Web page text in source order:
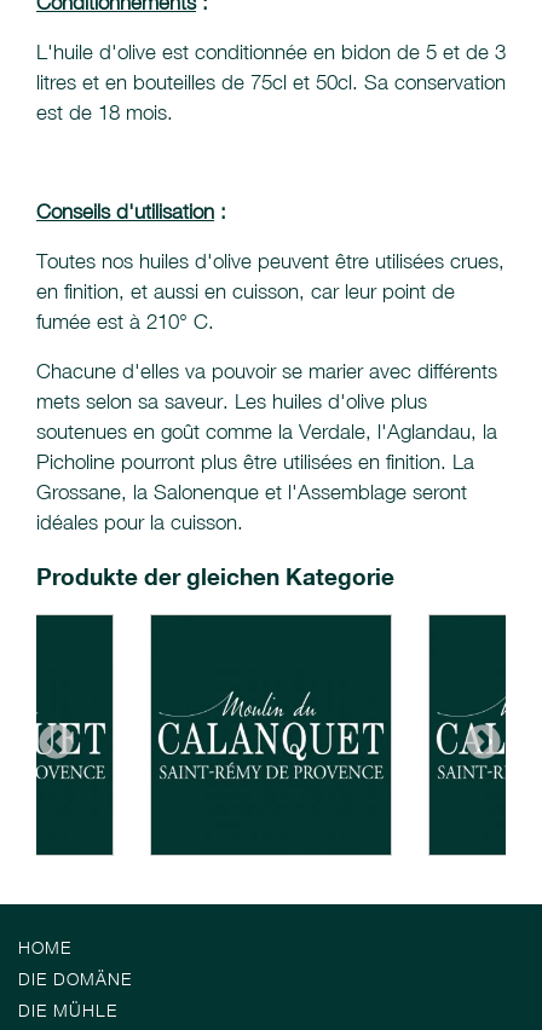
L'huile d'olive est conditionnée en bidon de 5 et de 3
litres et en bouteilles de 75cl et 50cl. Sa conservation
est de 18 mois.
Conseils d'utilisation :
Toutes nos huiles d'olive peuvent être utilisées crues,
en finition, et aussi en cuisson, car leur point de
fumée est à 210° C.
Chacune d'elles va pouvoir se marier avec différents
mets selon sa saveur. Les huiles d'olive plus
soutenues en goût comme la Verdale, l'Aglandau, la
Picholine pourront plus être utilisées en finition. La
Grossane, la Salonenque et l'Assemblage seront
idéales pour la cuisson.
Produkte der gleichen Kategorie
HOME
DIE DOMÄNE
DIE MÜHLE